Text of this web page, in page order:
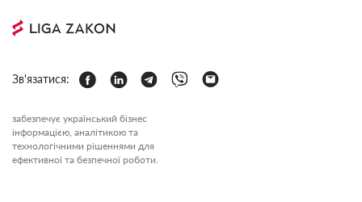
Зв'язатися:
забезпечує український бізнес
інформацією, аналітикою та
технологічними рішеннями для
ефективної та безпечної роботи.